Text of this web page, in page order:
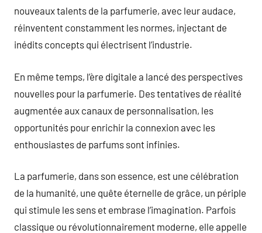
nouveaux talents de la parfumerie, avec leur audace,
réinventent constamment les normes, injectant de
inédits concepts qui électrisent l’industrie.
En même temps, l’ère digitale a lancé des perspectives
nouvelles pour la parfumerie. Des tentatives de réalité
augmentée aux canaux de personnalisation, les
opportunités pour enrichir la connexion avec les
enthousiastes de parfums sont infinies.
La parfumerie, dans son essence, est une célébration
de la humanité, une quête éternelle de grâce, un périple
qui stimule les sens et embrase l’imagination. Parfois
classique ou révolutionnairement moderne, elle appelle